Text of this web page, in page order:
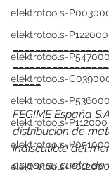
elektrotools-
elektrotools-P122000
elektrotools-P547000
elektrotools-
elektrotools-P536000
elektrotools-P112000
elektrotools-
elektrotools-P012000
_____
FEGIME España
distribución de
indiscutible del
es por su cuota